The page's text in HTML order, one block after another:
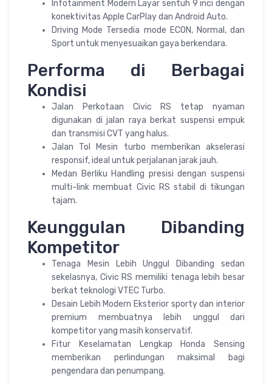
Infotainment Modern Layar sentuh 9 inci dengan
konektivitas Apple CarPlay dan Android Auto.
Driving Mode Tersedia mode ECON, Normal, dan
Sport untuk menyesuaikan gaya berkendara.
Performa di Berbagai
Kondisi
Jalan Perkotaan Civic RS tetap nyaman
digunakan di jalan raya berkat suspensi empuk
dan transmisi CVT yang halus.
Jalan Tol Mesin turbo memberikan akselerasi
responsif, ideal untuk perjalanan jarak jauh.
Medan Berliku Handling presisi dengan suspensi
multi-link membuat Civic RS stabil di tikungan
tajam.
Keunggulan Dibanding
Kompetitor
Tenaga Mesin Lebih Unggul Dibanding sedan
sekelasnya, Civic RS memiliki tenaga lebih besar
berkat teknologi VTEC Turbo.
Desain Lebih Modern Eksterior sporty dan interior
premium membuatnya lebih unggul dari
kompetitor yang masih konservatif.
Fitur Keselamatan Lengkap Honda Sensing
memberikan perlindungan maksimal bagi
pengendara dan penumpang.